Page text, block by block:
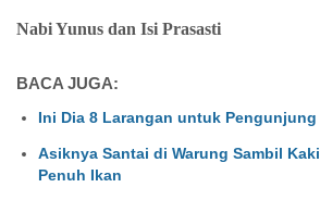
Nabi Yunus dan Isi Prasasti
BACA JUGA:
Ini Dia 8 Larangan untuk
Asiknya Santai di Warung Sambil
Penuh Ikan